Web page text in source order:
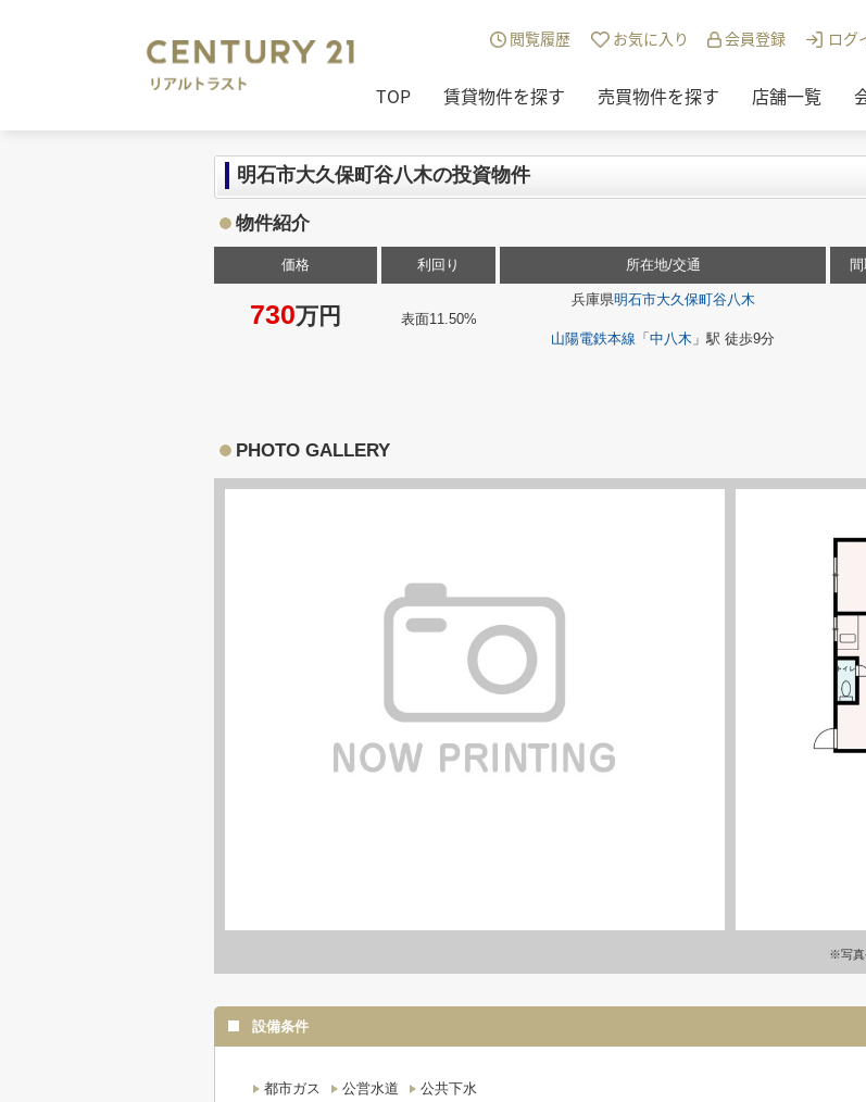
閲覧履歴 お気に入り 会員登録 ログ
TOP 賃貸物件を探す 売買物件を探す 店舗一覧
明石市大久保町谷八木の投資物件
物件紹介
価格
730万円
利回り
表面11.50%
所在地/交通
兵庫県明石市大久保町谷八木
山陽電鉄本線 「 中八木 」駅 徒歩9分
PHOTO GALLERY
※写真
設備条件
都市ガス 公営水道 公共下水